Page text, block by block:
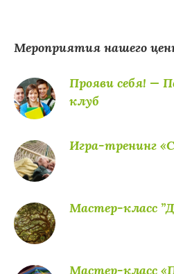
Мероприятия нашего
Прояви себя! —
клуб
Игра-тренинг
Мастер-класс
Мастер-класс